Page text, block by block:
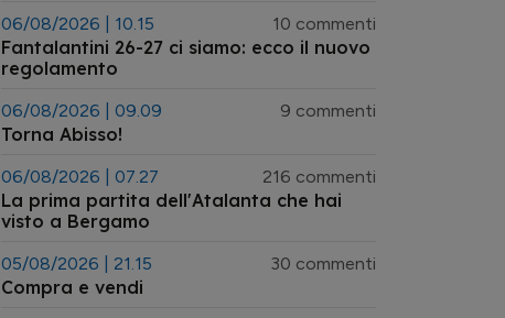
06/08/2026 | 10.15 10 commenti
Fantalantini 26-27 ci siamo: ecco il nuovo
regolamento
06/08/2026 | 09.09 9 commenti
Torna Abisso!
06/08/2026 | 07.27 216 commenti
La prima partita dell'Atalanta che hai
visto a Bergamo
05/08/2026 | 21.15 30 commenti
Compra e vendi